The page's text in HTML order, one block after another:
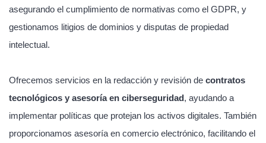
asegurando el cumplimiento de normativas como el GDPR, y
gestionamos litigios de dominios y disputas de propiedad
intelectual.
Ofrecemos servicios en la redacción y revisión de contratos
tecnológicos y asesoría en ciberseguridad, ayudando a
implementar políticas que protejan los activos digitales. También
proporcionamos asesoría en comercio electrónico, facilitando el